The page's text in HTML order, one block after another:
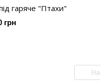
гаряче "Птахи"
грн